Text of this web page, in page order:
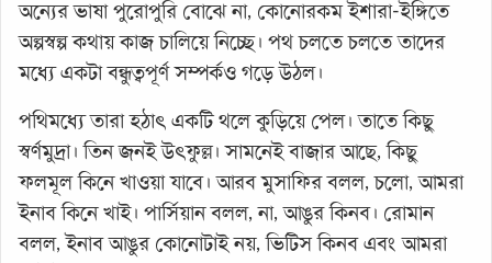
অন্যের ভাষা পুরোপুরি বোঝে না, কোনোরকম ইশারা-ইঙ্গিতে
অল্পস্বল্প কথায় কাজ চালিয়ে নিচ্ছে। পথ চলতে চলতে তাদের
মধ্যে একটা বন্ধুত্বপূর্ণ সম্পর্কও গড়ে উঠল।
পথিমধ্যে তারা হঠাৎ একটি থলে কুড়িয়ে পেল। তাতে কিছু
স্বর্ণমুদ্রা। তিন জনই উৎফুল্ল। সামনেই বাজার আছে, কিছু
ফলমূল কিনে খাওয়া যাবে। আরব মুসাফির বলল, চলো, আমরা
ইনাব কিনে খাই। পার্সিয়ান বলল, না, আঙুর কিনব। রোমান
বলল, ইনাব আঙুর কোনোটাই নয়, ভিটিস কিনব এবং আমরা